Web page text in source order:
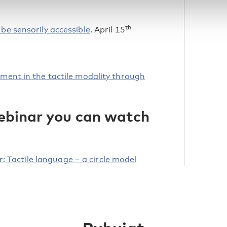
sensorily accessible. April 15th
in the tactile modality through
you can watch
language – a circle model